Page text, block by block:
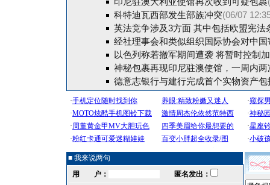
科特迪瓦西部发生部族冲突(06/07
英法竞争涉及3方面 其中包括欧盟宪法
经社理事会和类似组织国际协会对中国
以色列称若撤军期间遭袭 将暂时控制
神秘包裹再现印尼驻澳使馆，一周内两
德意志银行与建行完成首个实物资产包
■ 我来说两句
用 户：
匿名发出：